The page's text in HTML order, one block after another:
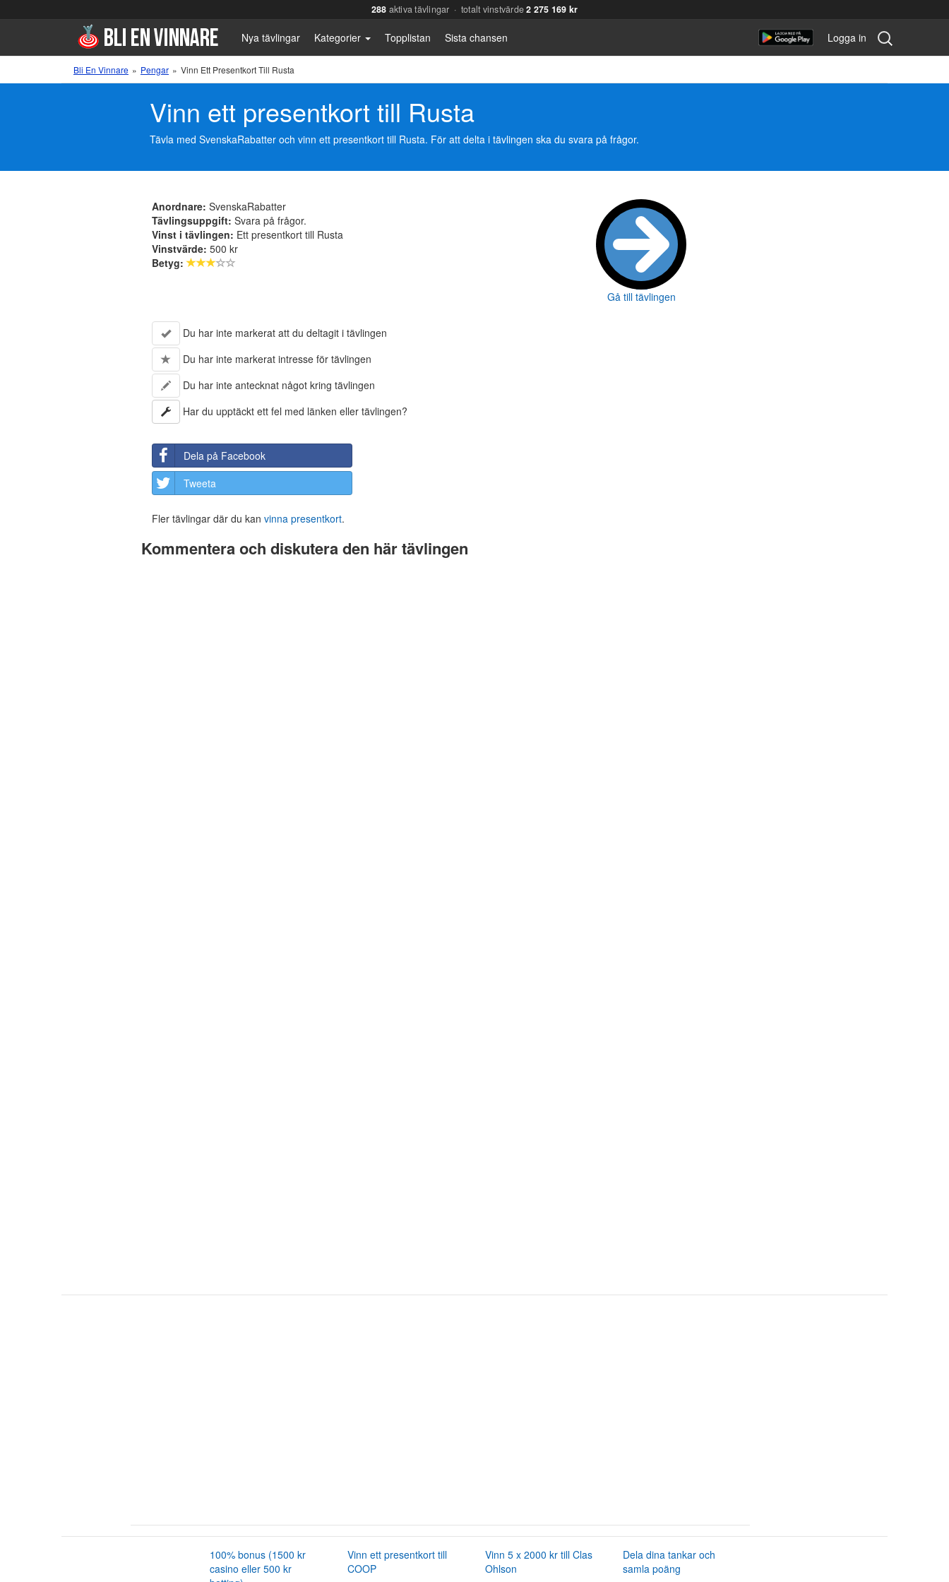
288 aktiva tävlingar · totalt vinstvärde2 275 169 kr
Nya tävlingar Kategorier Topplistan Sista chansen Logga in
Sök
tävling:
Bli En Vinnare » Pengar » Vinn Ett Presentkort Till Rusta
Vinn ett presentkort till Rusta
Tävla med SvenskaRabatter och vinn ett presentkort till Rusta. För att delta i tävlingen ska du svara på frågor.
Anordnare: SvenskaRabatter
Tävlingsuppgift: Svara på frågor.
Vinst i tävlingen: Ett presentkort till Rusta
Vinstvärde: 500 kr
Betyg:
Gå till tävlingen
Du har inte markerat att du deltagit i tävlingen
Du har inte markerat intresse för tävlingen
Du har inte antecknat något kring tävlingen
Har du upptäckt ett fel med länken eller tävlingen?
Dela på Facebook
Tweeta
Fler tävlingar där du kan vinna presentkort.
Kommentera och diskutera den här tävlingen
100% bonus (1500 kr
casino eller 500 kr
Vinn ett presentkort till
COOP
Vinn 5 x 2000 kr till Clas
Ohlson
Dela dina tankar och
samla poäng